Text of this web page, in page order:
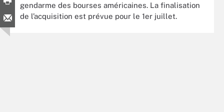
gendarme des bourses américaines. La finalisation
de l’acquisition est prévue pour le 1er juillet.